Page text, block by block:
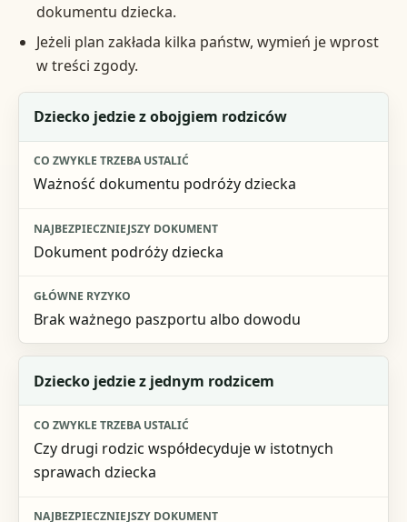
dokumentu dziecka.
Jeżeli plan zakłada kilka państw, wymień je wprost
w treści zgody.
Sytuacja
Co zwykle trzeba ustalić
Najbezpieczniejszy dokument
Główne ryzyko
Dziecko jedzie z obojgiem rodziców
Ważność dokumentu podróży dziecka
Dokument podróży dziecka
Brak ważnego paszportu albo dowodu
Dziecko jedzie z jednym rodzicem
Czy drugi rodzic współdecyduje w istotnych
sprawach dziecka